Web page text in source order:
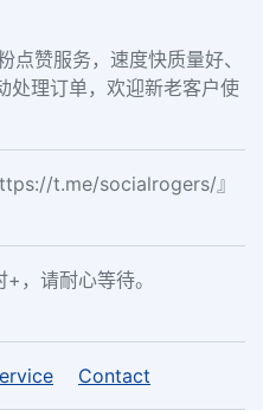
赞服务，速度快质量好、
处理订单，欢迎新老客户使
t.me/socialrogers/』
，请耐心等待。
Contact